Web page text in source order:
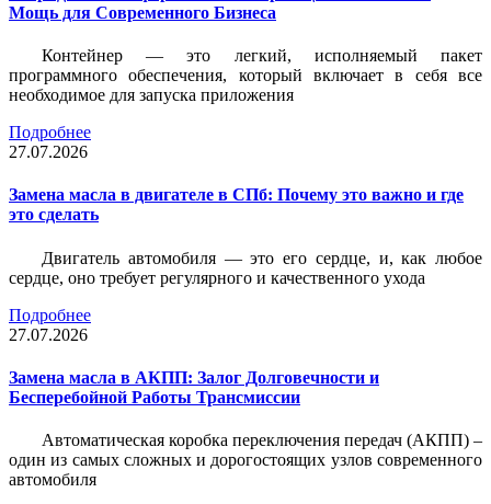
Мощь для Современного Бизнеса
Контейнер — это легкий, исполняемый пакет
программного обеспечения, который включает в себя все
необходимое для запуска приложения
Подробнее
27.07.2026
Замена масла в двигателе в СПб: Почему это важно и где
это сделать
Двигатель автомобиля — это его сердце, и, как любое
сердце, оно требует регулярного и качественного ухода
Подробнее
27.07.2026
Замена масла в АКПП: Залог Долговечности и
Бесперебойной Работы Трансмиссии
Автоматическая коробка переключения передач (АКПП) –
один из самых сложных и дорогостоящих узлов современного
автомобиля